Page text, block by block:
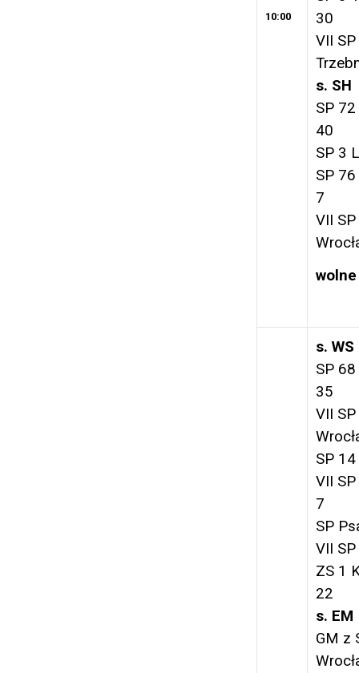
10:00
30
VII
s. SH
SP 72
40
SP 3
SP 76
7
VII
s. WS
SP 68
35
VII
SP
VII
7
SP
VII
ZS 1
22
s. EM
GM z